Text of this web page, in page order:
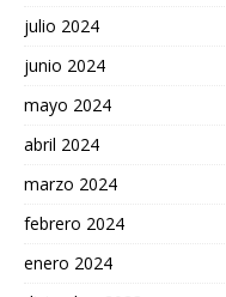
julio 2024
junio 2024
mayo 2024
abril 2024
marzo 2024
febrero 2024
enero 2024